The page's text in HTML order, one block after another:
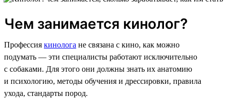
Чем занимается кинолог?
Профессия кинолога не связана с кино, как можно
подумать — эти специалисты работают исключительно
с собаками. Для этого они должны знать их анатомию
и психологию, методы обучения и дрессировки, правила
ухода, стандарты пород.